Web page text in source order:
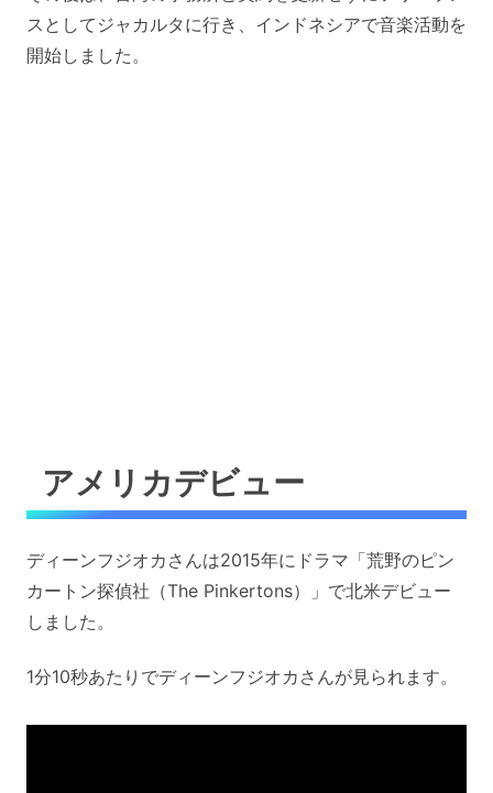
スとしてジャカルタに行き、インドネシアで音楽活動を
開始しました。
アメリカデビュー
ディーンフジオカさんは2015年にドラマ「荒野のピン
カートン探偵社（The Pinkertons）」で北米デビュー
しました。
1分10秒あたりでディーンフジオカさんが見られます。